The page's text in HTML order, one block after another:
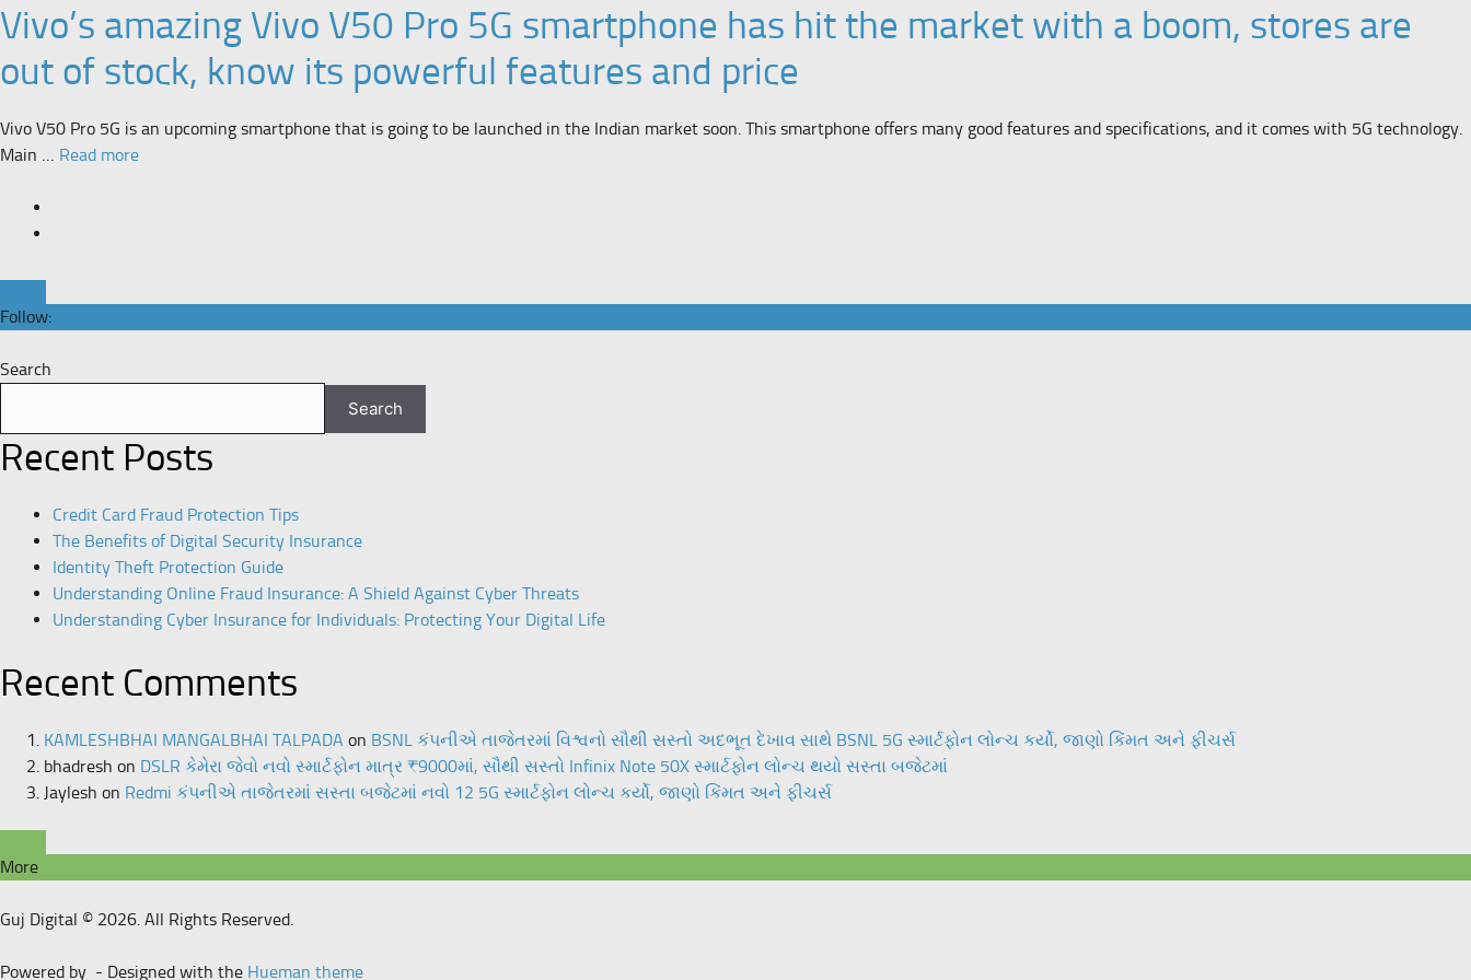
Vivo’s amazing Vivo V50 Pro 5G smartphone has hit the market with a boom, stores are
out of stock, know its powerful features and price
Vivo V50 Pro 5G is an upcoming smartphone that is going to be launched in the Indian market soon. This smartphone offers many good features and specifications, and it comes with 5G technology.
Main … Read more
Follow:
Search
Search
Recent Posts
Credit Card Fraud Protection Tips
The Benefits of Digital Security Insurance
Identity Theft Protection Guide
Understanding Online Fraud Insurance: A Shield Against Cyber Threats
Understanding Cyber Insurance for Individuals: Protecting Your Digital Life
Recent Comments
KAMLESHBHAI MANGALBHAI TALPADA on BSNL કંપનીએ તાજેતરમાં વિશ્વનો સૌથી સસ્તો અદભૂત દેખાવ સાથે BSNL 5G સ્માર્ટફોન લોન્ચ કર્યો, જાણો કિંમત અને ફીચર્સ
bhadresh on DSLR કેમેરા જેવો નવો સ્માર્ટફોન માત્ર ₹9000માં, સૌથી સસ્તો Infinix Note 50X સ્માર્ટફોન લોન્ચ થયો સસ્તા બજેટમાં
Jaylesh on Redmi કંપનીએ તાજેતરમાં સસ્તા બજેટમાં નવો 12 5G સ્માર્ટફોન લોન્ચ કર્યો, જાણો કિંમત અને ફીચર્સ
More
Guj Digital © 2026. All Rights Reserved.
Powered by - Designed with the Hueman theme